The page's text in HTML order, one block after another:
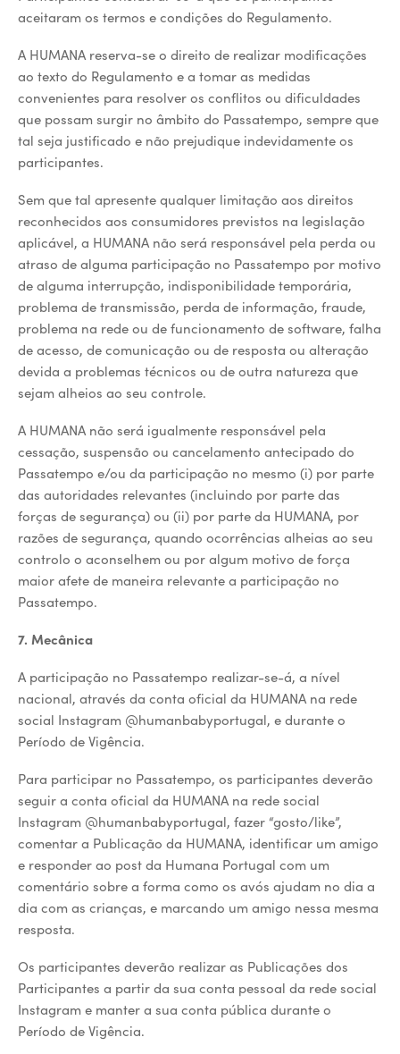
aceitaram os termos e condições do Regulamento.
A HUMANA reserva-se o direito de realizar modificações
ao texto do Regulamento e a tomar as medidas
convenientes para resolver os conflitos ou dificuldades
que possam surgir no âmbito do Passatempo, sempre que
tal seja justificado e não prejudique indevidamente os
participantes.
Sem que tal apresente qualquer limitação aos direitos
reconhecidos aos consumidores previstos na legislação
aplicável, a HUMANA não será responsável pela perda ou
atraso de alguma participação no Passatempo por motivo
de alguma interrupção, indisponibilidade temporária,
problema de transmissão, perda de informação, fraude,
problema na rede ou de funcionamento de software, falha
de acesso, de comunicação ou de resposta ou alteração
devida a problemas técnicos ou de outra natureza que
sejam alheios ao seu controle.
A HUMANA não será igualmente responsável pela
cessação, suspensão ou cancelamento antecipado do
Passatempo e/ou da participação no mesmo (i) por parte
das autoridades relevantes (incluindo por parte das
forças de segurança) ou (ii) por parte da HUMANA, por
razões de segurança, quando ocorrências alheias ao seu
controlo o aconselhem ou por algum motivo de força
maior afete de maneira relevante a participação no
Passatempo.
7. Mecânica
A participação no Passatempo realizar-se-á, a nível
nacional, através da conta oficial da HUMANA na rede
social Instagram @humanbabyportugal, e durante o
Período de Vigência.
Para participar no Passatempo, os participantes deverão
seguir a conta oficial da HUMANA na rede social
Instagram @humanbabyportugal, fazer “gosto/like”,
comentar a Publicação da HUMANA, identificar um amigo
e responder ao post da Humana Portugal com um
comentário sobre a forma como os avós ajudam no dia a
dia com as crianças, e marcando um amigo nessa mesma
resposta.
Os participantes deverão realizar as Publicações dos
Participantes a partir da sua conta pessoal da rede social
Instagram e manter a sua conta pública durante o
Período de Vigência.